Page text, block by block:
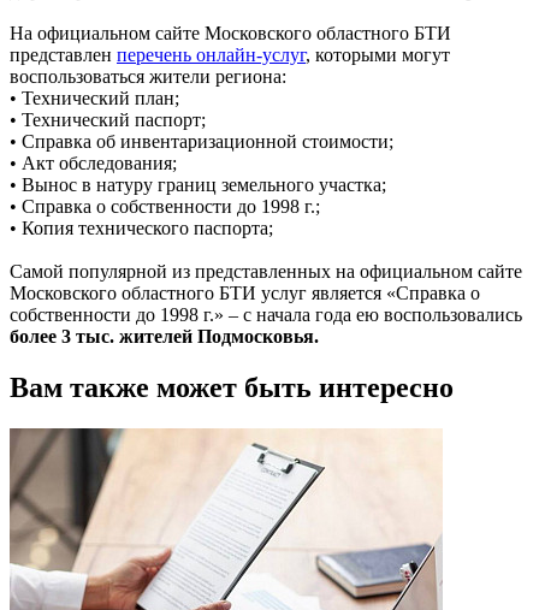
На официальном сайте Московского областного БТИ
представлен перечень онлайн-услуг, которыми могут
воспользоваться жители региона:
• Технический план;
• Технический паспорт;
• Справка об инвентаризационной стоимости;
• Акт обследования;
• Вынос в натуру границ земельного участка;
• Справка о собственности до 1998 г.;
• Копия технического паспорта;
Самой популярной из представленных на официальном сайте
Московского областного БТИ услуг является «Справка о
собственности до 1998 г.» – с начала года ею воспользовались
более 3 тыс. жителей Подмосковья.
Вам также может быть интересно